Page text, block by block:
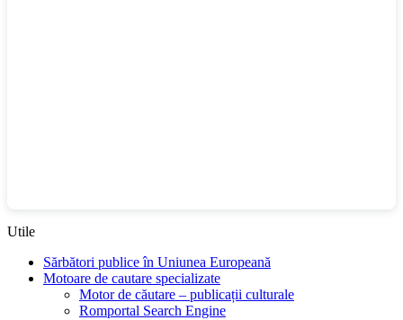
Utile
Sărbători publice în Uniunea Europeană
Motoare de cautare specializate
Motor de căutare – publicații culturale
Romportal Search Engine